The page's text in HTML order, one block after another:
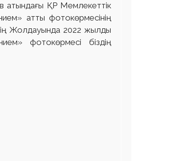
атындағы ҚР Мемлекеттік
атты фотокөрмесінің
Жолдауында 2022 жылды
фотокөрмесі біздің